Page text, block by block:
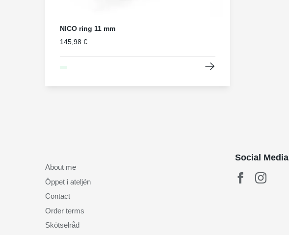
NICO ring 11 mm
145,98 €
About me
Öppet i ateljén
Contact
Order terms
Skötselråd
Social Media